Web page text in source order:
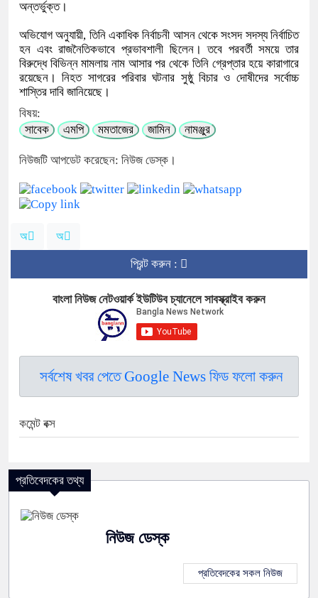
অন্তর্ভুক্ত।
অভিযোগ অনুযায়ী, তিনি একাধিক নির্বাচনী আসন থেকে সংসদ সদস্য নির্বাচিত
হন এবং রাজনৈতিকভাবে প্রভাবশালী ছিলেন। তবে পরবর্তী সময়ে তার
বিরুদ্ধে বিভিন্ন মামলায় নাম আসার পর থেকে তিনি গ্রেপ্তার হয়ে কারাগারে
রয়েছেন। নিহত সাগরের পরিবার ঘটনার সুষ্ঠু বিচার ও দোষীদের সর্বোচ্চ
শাস্তির দাবি জানিয়েছে।
বিষয়:
সাবেক
এমপি মমতাজের জামিন নামঞ্জুর
নিউজটি আপডেট করেছেন: নিউজ ডেস্ক।
অ অ
প্রিন্ট করুন :
বাংলা নিউজ নেটওয়ার্ক ইউটিউব চ্যানেলে সাবস্ক্রাইব করুন
সর্বশেষ খবর পেতে Google News ফিড ফলো করুন
কমেন্ট বক্স
প্রতিবেদকের তথ্য
নিউজ ডেস্ক
প্রতিবেদকের সকল নিউজ